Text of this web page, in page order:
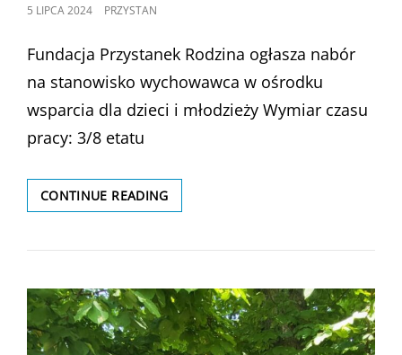
POSTED
5 LIPCA 2024 PRZYSTAN
Fundacja Przystanek Rodzina ogłasza nabór
na stanowisko wychowawca w ośrodku
wsparcia dla dzieci i młodzieży Wymiar czasu
pracy: 3/8 etatu
CONTINUE READINGNABÓR
NA
WYCHOWAWCA
OŚRODKU
WSPARCIA
DLA
DZIECI